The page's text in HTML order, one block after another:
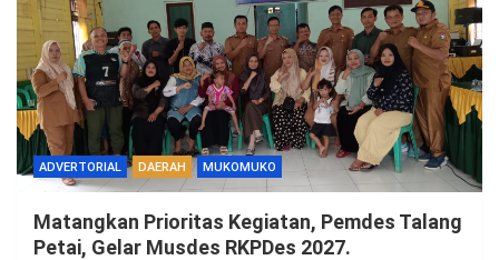
ADVERTORIAL DAERAH MUKOMUKO
Matangkan Prioritas Kegiatan, Pemdes Talang
Petai, Gelar Musdes RKPDes 2027.